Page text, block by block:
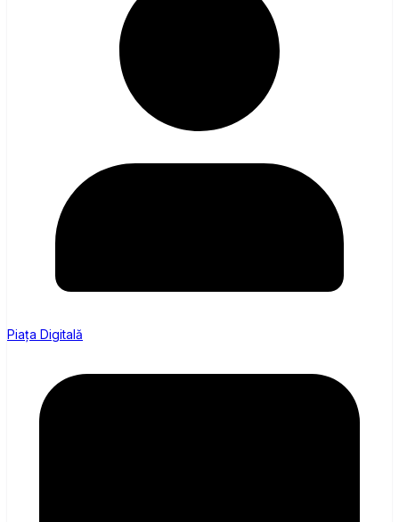
Piața Digitală